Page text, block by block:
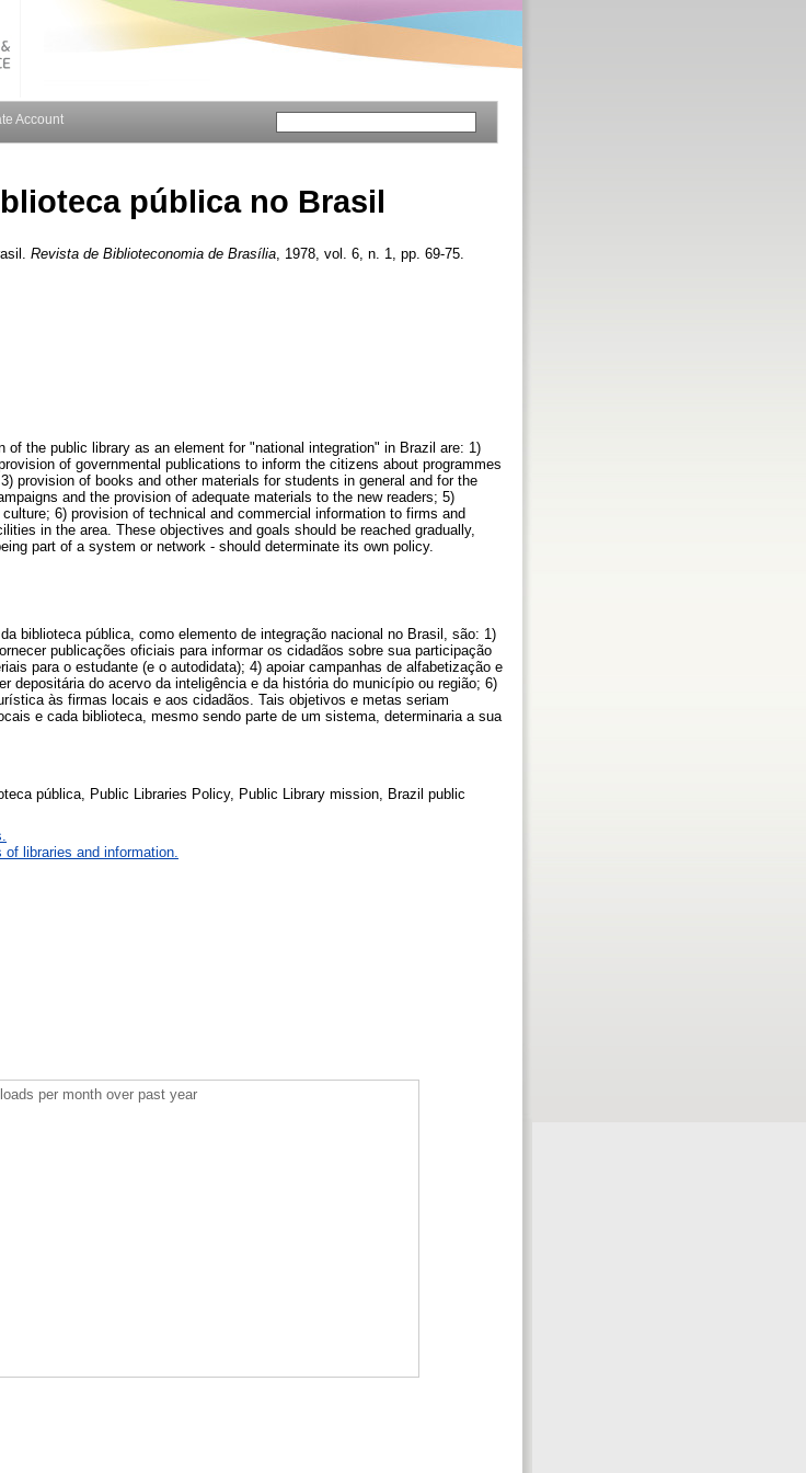
Account
pública no Brasil
Revista de Biblioteconomia de Brasília , 1978, vol. 6, n. 1, pp. 69-75.
the public library as an element for "national integration" in Brazil are: 1)
of governmental publications to inform the citizens about programmes
provision of books and other materials for students in general and for the
and the provision of adequate materials to the new readers; 5)
6) provision of technical and commercial information to firms and
in the area. These objectives and goals should be reached gradually,
part of a system or network - should determinate its own policy.
biblioteca pública, como elemento de integração nacional no Brasil, são: 1)
publicações oficiais para informar os cidadãos sobre sua participação
para o estudante (e o autodidata); 4) apoiar campanhas de alfabetização e
depositária do acervo da inteligência e da história do município ou região; 6)
às firmas locais e aos cidadãos. Tais objetivos e metas seriam
e cada biblioteca, mesmo sendo parte de um sistema, determinaria a sua
pública, Public Libraries Policy, Public Library mission, Brazil public
libraries and information.
per month over past year